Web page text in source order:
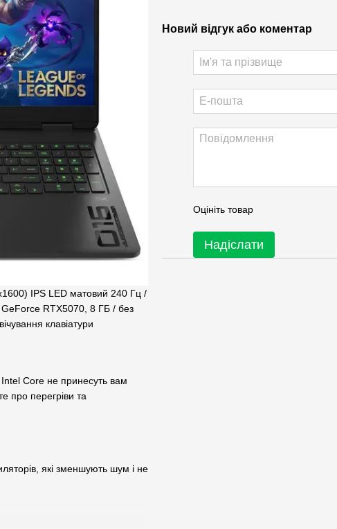
IPS LED матовий 240 Гц /
RTX5070, 8 ГБ / без
клавіатури
Core не принесуть вам
про перегріви та
які зменшують шум і не
Новий відгук або коментар
Оцініть товар
Надіслати